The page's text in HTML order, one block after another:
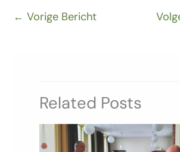
← Vorige Bericht
Related Posts